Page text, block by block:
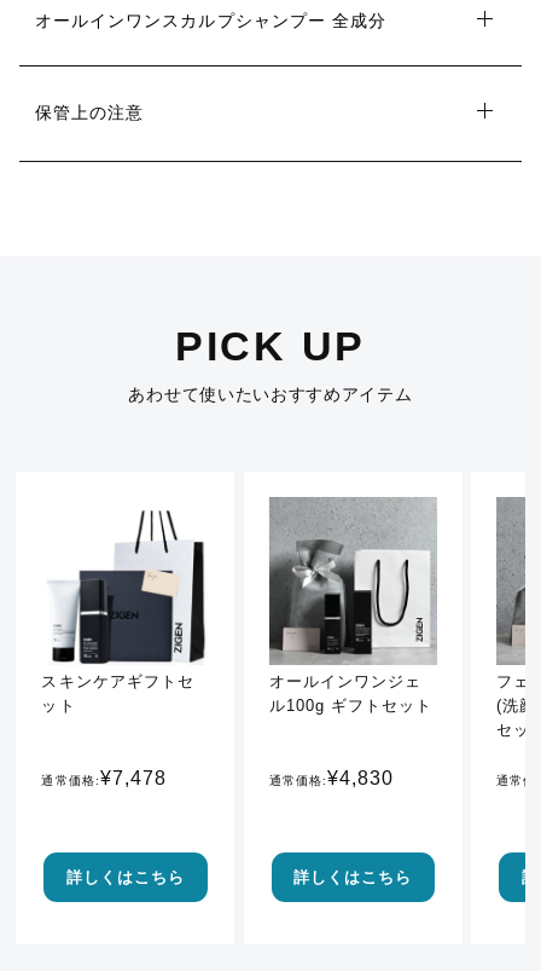
オールインワンスカルプシャンプー 全成分
保管上の注意
PICK UP
あわせて使いたいおすすめアイテム
スキンケアギフトセ
ット
通常価格:¥7,478
詳しくはこちら
オールインワンジェ
ル100g ギフトセット
通常価格:¥4,830
詳しくはこちら
フェ
(洗顔
セッ
通常価